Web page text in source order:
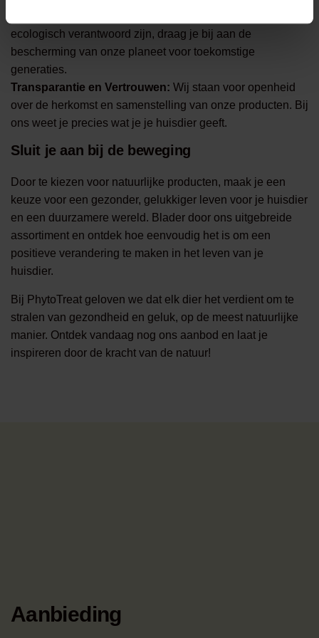
ecologisch verantwoord zijn, draag je bij aan de
bescherming van onze planeet voor toekomstige
generaties.
Transparantie en Vertrouwen: Wij staan voor openheid
over de herkomst en samenstelling van onze producten. Bij
ons weet je precies wat je je huisdier geeft.
Sluit je aan bij de beweging
Door te kiezen voor natuurlijke producten, maak je een
keuze voor een gezonder, gelukkiger leven voor je huisdier
en een duurzamere wereld. Blader door ons uitgebreide
assortiment en ontdek hoe eenvoudig het is om een
positieve verandering te maken in het leven van je
huisdier.
Bij PhytoTreat geloven we dat elk dier het verdient om te
stralen van gezondheid en geluk, op de meest natuurlijke
manier. Ontdek vandaag nog ons aanbod en laat je
inspireren door de kracht van de natuur!
Aanbieding